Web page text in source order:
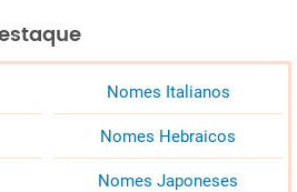
Nomes Italianos
Nomes Hebraicos
Nomes Japoneses